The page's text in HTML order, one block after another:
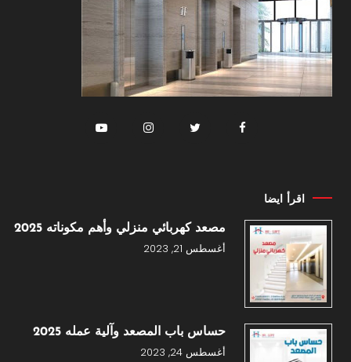
اقرأ ايضا
مصعد كهربائي منزلي وأهم مكوناته 2025
أغسطس 21, 2023
حساس باب المصعد وآلية عمله 2025
أغسطس 24, 2023